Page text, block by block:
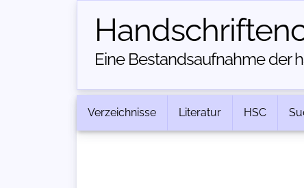
Eine Bestandsaufnahme der
Verzeichnisse Literatur HSC